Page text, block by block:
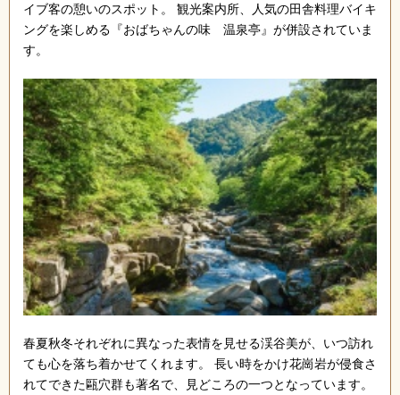
イブ客の憩いのスポット。 観光案内所、人気の田舎料理バイキ
ングを楽しめる『おばちゃんの味 温泉亭』が併設されていま
す。
春夏秋冬それぞれに異なった表情を見せる渓谷美が、いつ訪れ
ても心を落ち着かせてくれます。 長い時をかけ花崗岩が侵食さ
れてできた甌穴群も著名で、見どころの一つとなっています。